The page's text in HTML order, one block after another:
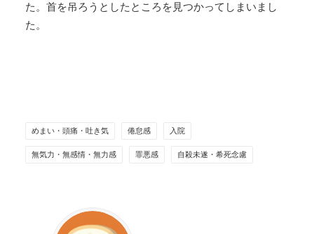
た。首を吊ろうとしたところを見つかってしまいまし
た。
めまい・頭痛・吐き気 倦怠感 入院
無気力・無感情・無力感 罪悪感 自殺未遂・希死念慮